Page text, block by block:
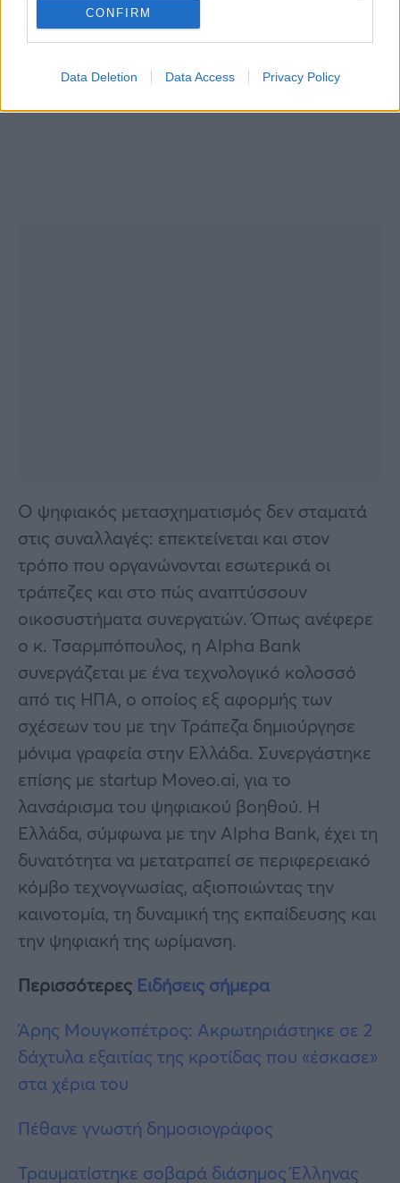
CONFIRM
Data Deletion Data Access Privacy Policy
Ο ψηφιακός μετασχηματισμός δεν σταματά
στις συναλλαγές: επεκτείνεται και στον
τρόπο που οργανώνονται εσωτερικά οι
τράπεζες και στο πώς αναπτύσσουν
οικοσυστήματα συνεργατών. Όπως ανέφερε
ο κ. Τσαρμπόπουλος, η Alpha Bank
συνεργάζεται με ένα τεχνολογικό κολοσσό
από τις ΗΠΑ, ο οποίος εξ αφορμής των
σχέσεων του με την Τράπεζα δημιούργησε
μόνιμα γραφεία στην Ελλάδα. Συνεργάστηκε
επίσης με startup Moveo.ai, για το
λανσάρισμα του ψηφιακού βοηθού. Η
Ελλάδα, σύμφωνα με την Alpha Bank, έχει τη
δυνατότητα να μετατραπεί σε περιφερειακό
κόμβο τεχνογνωσίας, αξιοποιώντας την
καινοτομία, τη δυναμική της εκπαίδευσης και
την ψηφιακή της ωρίμανση.
Περισσότερες Ειδήσεις σήμερα
Άρης Μουγκοπέτρος: Ακρωτηριάστηκε σε 2
δάχτυλα εξαιτίας της κροτίδας που «έσκασε»
στα χέρια του
Πέθανε γνωστή δημοσιογράφος
Τραυματίστηκε σοβαρά διάσημος Έλληνας